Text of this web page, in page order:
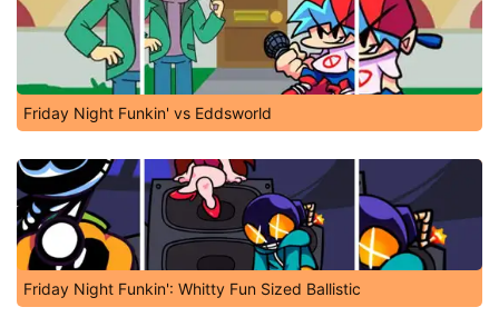
Friday Night Funkin' vs Eddsworld
Friday Night Funkin': Whitty Fun Sized Ballistic